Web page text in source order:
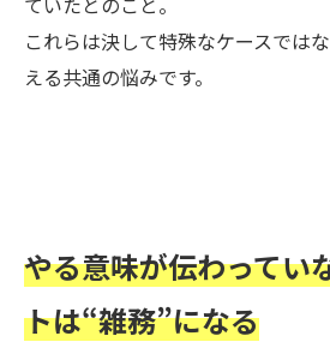
これらは決して特殊なケースでは
える共通の悩みです。
やる意味が伝わってい
トは“雑務”になる